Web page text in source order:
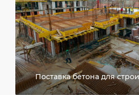
Поставка бетона для